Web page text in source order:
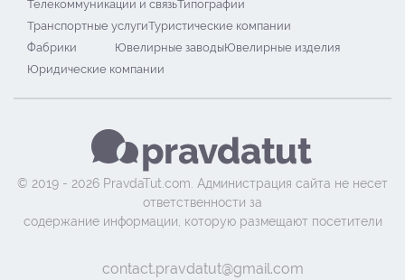
Телекоммуникации и связьТипографии
Транспортные услугиТуристические компании
Фабрики
Ювелирные заводыЮвелирные изделия
Юридические компании
© 2019 - 2026 PravdaTut.com. Администрация сайта не несет
ответственности за
содержание информации, которую размещают посетители
contact.pravdatut@gmail.com